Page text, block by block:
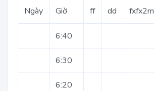
Ngày Giờ ff dd fxfx2m
6:40
6:30
6:20